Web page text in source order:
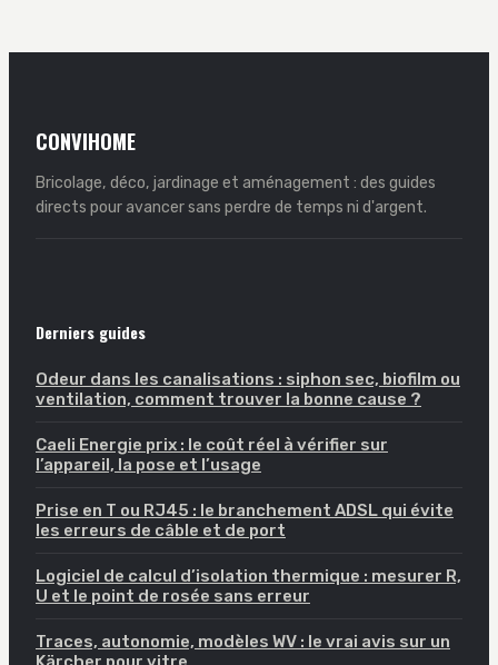
CONVIHOME
Bricolage, déco, jardinage et aménagement : des guides
directs pour avancer sans perdre de temps ni d'argent.
Derniers guides
Odeur dans les canalisations : siphon sec, biofilm ou
ventilation, comment trouver la bonne cause ?
Caeli Energie prix : le coût réel à vérifier sur
l’appareil, la pose et l’usage
Prise en T ou RJ45 : le branchement ADSL qui évite
les erreurs de câble et de port
Logiciel de calcul d’isolation thermique : mesurer R,
U et le point de rosée sans erreur
Traces, autonomie, modèles WV : le vrai avis sur un